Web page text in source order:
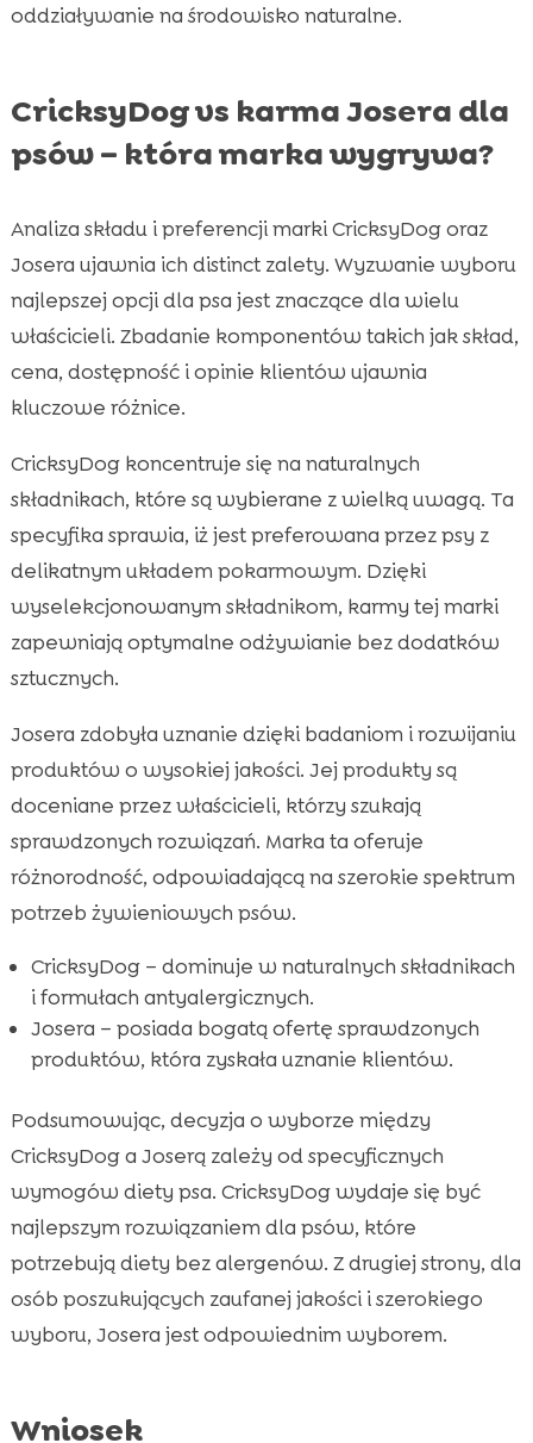
oddziaływanie na środowisko naturalne.
CricksyDog vs karma Josera dla
psów – która marka wygrywa?
Analiza składu i preferencji marki CricksyDog oraz
Josera ujawnia ich distinct zalety. Wyzwanie wyboru
najlepszej opcji dla psa jest znaczące dla wielu
właścicieli. Zbadanie komponentów takich jak skład,
cena, dostępność i opinie klientów ujawnia
kluczowe różnice.
CricksyDog koncentruje się na naturalnych
składnikach, które są wybierane z wielką uwagą. Ta
specyfika sprawia, iż jest preferowana przez psy z
delikatnym układem pokarmowym. Dzięki
wyselekcjonowanym składnikom, karmy tej marki
zapewniają optymalne odżywianie bez dodatków
sztucznych.
Josera zdobyła uznanie dzięki badaniom i rozwijaniu
produktów o wysokiej jakości. Jej produkty są
doceniane przez właścicieli, którzy szukają
sprawdzonych rozwiązań. Marka ta oferuje
różnorodność, odpowiadającą na szerokie spektrum
potrzeb żywieniowych psów.
CricksyDog – dominuje w naturalnych składnikach
i formułach antyalergicznych.
Josera – posiada bogatą ofertę sprawdzonych
produktów, która zyskała uznanie klientów.
Podsumowując, decyzja o wyborze między
CricksyDog a Joserą zależy od specyficznych
wymogów diety psa. CricksyDog wydaje się być
najlepszym rozwiązaniem dla psów, które
potrzebują diety bez alergenów. Z drugiej strony, dla
osób poszukujących zaufanej jakości i szerokiego
wyboru, Josera jest odpowiednim wyborem.
Wniosek